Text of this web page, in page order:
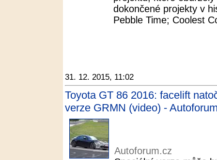
dokončené projekty v
Pebble Time; Coolest
31. 12. 2015, 11:02
Toyota GT 86 2016: facelift
verze GRMN (video) -
Autoforum.cz